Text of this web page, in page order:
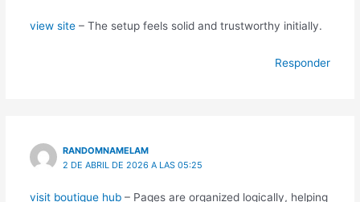
view site– The setup feels solid and trustworthy initially.
Responder
RANDOMNAMELAM
2 DE ABRIL DE 2026 A LAS 05:25
visit boutique hub– Pages are organized logically, helping